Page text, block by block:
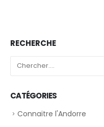
RECHERCHE
CATÉGORIES
Connaitre l'Andorre